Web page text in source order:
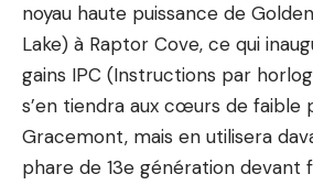
noyau haute puissance de
Lake) à Raptor Cove, ce qui
gains IPC (Instructions par
s’en tiendra aux cœurs de faible
Gracemont, mais en utilisera
phare de 13e génération devant